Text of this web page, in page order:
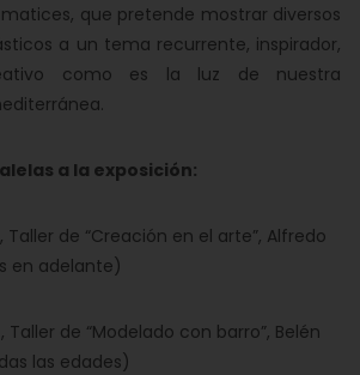
que pretende mostrar diversos
a un tema recurrente, inspirador,
como es la luz de nuestra
a la exposición:
de “Creación en el arte”, Alfredo
en adelante)
de “Modelado con barro”, Belén
las edades)